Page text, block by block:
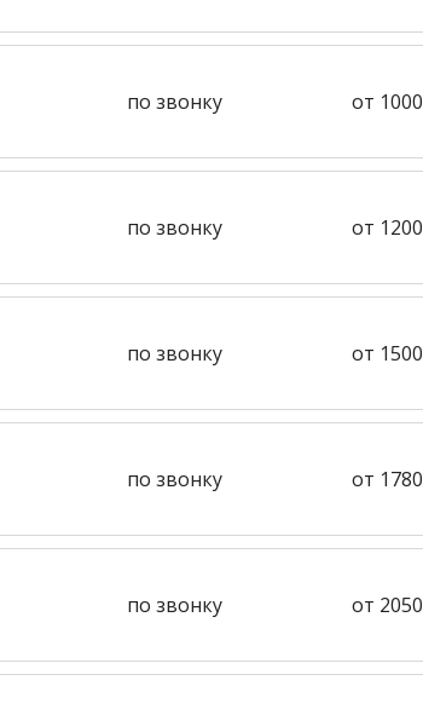
по звонку от 1000
по звонку от 1200
по звонку от 1500
по звонку от 1780
по звонку от 2050